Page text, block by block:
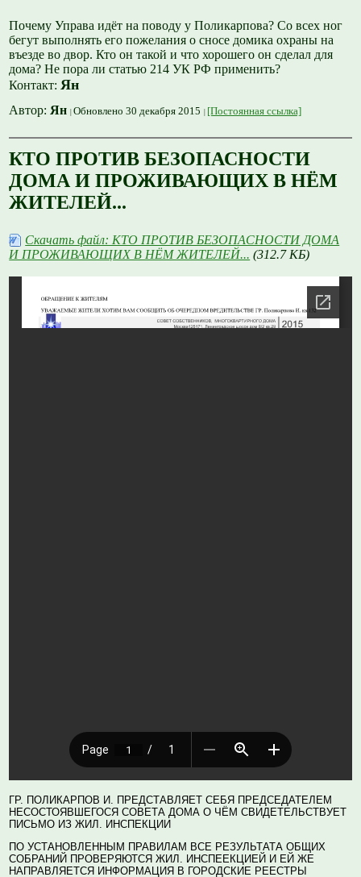
Почему Управа идёт на поводу у Поликарпова? Со всех ног
бегут выполнять его пожелания о сносе домика охраны на
въезде во двор. Кто он такой и что хорошего он сделал для
дома? Не пора ли статью 214 УК РФ применить?
Контакт: Ян
Автор: Ян Обновлено 30 декабря 2015 [Постоянная ссылка]
КТО ПРОТИВ БЕЗОПАСНОСТИ
ДОМА И ПРОЖИВАЮЩИХ В НЁМ
ЖИТЕЛЕЙ...
Скачать файл: КТО ПРОТИВ БЕЗОПАСНОСТИ ДОМА
И ПРОЖИВАЮЩИХ В НЁМ ЖИТЕЛЕЙ... (312.7 КБ)
ГР. ПОЛИКАРПОВ И. ПРЕДСТАВЛЯЕТ СЕБЯ ПРЕДСЕДАТЕЛЕМ
НЕСОСТОЯВШЕГОСЯ СОВЕТА ДОМА О ЧЁМ СВИДЕТЕЛЬСТВУЕТ
ПИСЬМО ИЗ ЖИЛ. ИНСПЕКЦИИ
ПО УСТАНОВЛЕННЫМ ПРАВИЛАМ ВСЕ РЕЗУЛЬТАТА ОБЩИХ
СОБРАНИЙ ПРОВЕРЯЮТСЯ ЖИЛ. ИНСПЕЕКЦИЕЙ И ЕЙ ЖЕ
НАПРАВЛЯЕТСЯ ИНФОРМАЦИЯ В ГОРОДСКИЕ РЕЕСТРЫ